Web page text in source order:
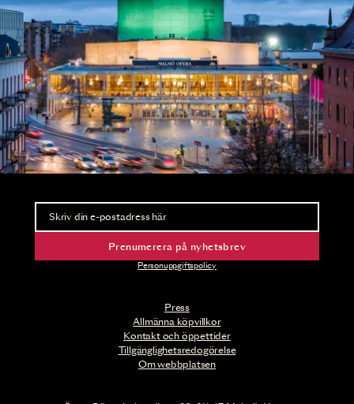
Press
Allmänna köpvillkor
Kontakt och öppettider
Tillgänglighetsredogörelse
Om webbplatsen
Nyhetsbrev
Ta del av förhandsinformation och biljettsläpp.
Prenumerera på nyhetsbrev
Personuppgiftspolicy